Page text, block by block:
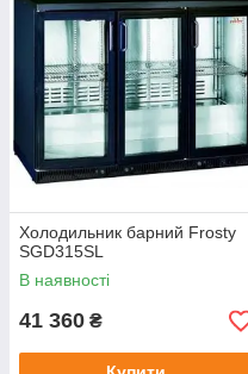
Холодильник барний Frosty
SGD315SL
В наявності
41 360 ₴